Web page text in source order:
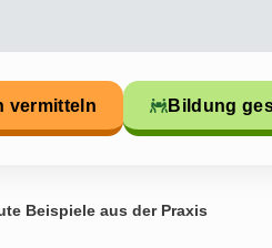
vermitteln Bildung
Beispiele aus der Praxis